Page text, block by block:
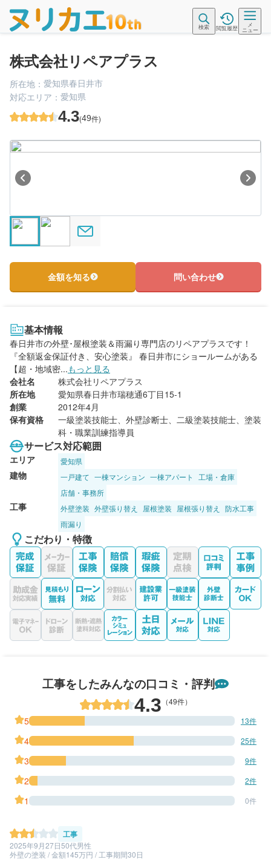
検索 閲覧履歴
メ
ニュー
株式会社リペアプラス
所在地： 愛知県春日井市
対応エリア： 愛知県
4.3(49件)
金額を知る 問い合わせ
基本情報
春日井市の外壁･屋根塗装＆雨漏り専門店のリペアプラスです！
『全額返金保証付き、安心塗装』 春日井市にショールームがある
【超・地域密...もっと見る
会社名
株式会社リペアプラス
所在地
愛知県春日井市瑞穂通6丁目15-1
創業
2012年4月
保有資格
一級塗装技能士、外壁診断士、二級塗装技能士、塗装
科・職業訓練指導員
サービス対応範囲
エリア 愛知県
建物 一戸建て 一棟マンション 一棟アパート
工場・倉庫
店舗・事務所
工事 外壁塗装 外壁張り替え 屋根塗装 屋根張り替え
防水工事
雨漏り
こだわり・特徴
工事をしたみんなの口コミ・評判
4.3 （49件）
5 13件
4 25件
3 9件
2 2件
1 0件
工事
2025年9月27日50代男性
外壁の塗装 / 金額145万円 / 工事期間30日